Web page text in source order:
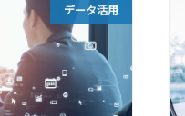
データ活用